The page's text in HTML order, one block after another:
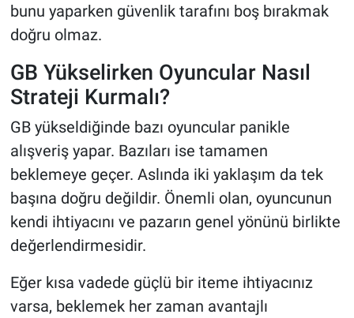
bunu yaparken güvenlik tarafını boş bırakmak
doğru olmaz.
GB Yükselirken Oyuncular Nasıl
Strateji Kurmalı?
GB yükseldiğinde bazı oyuncular panikle
alışveriş yapar. Bazıları ise tamamen
beklemeye geçer. Aslında iki yaklaşım da tek
başına doğru değildir. Önemli olan, oyuncunun
kendi ihtiyacını ve pazarın genel yönünü birlikte
değerlendirmesidir.
Eğer kısa vadede güçlü bir iteme ihtiyacınız
varsa, beklemek her zaman avantajlı